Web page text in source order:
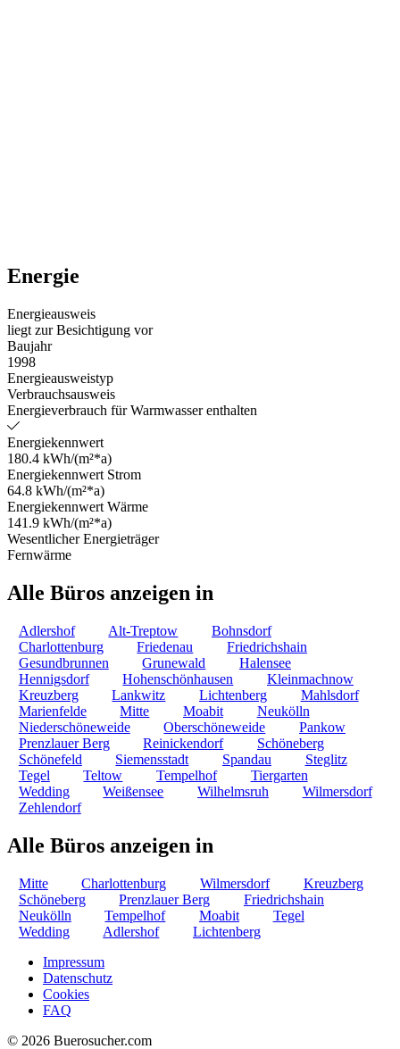
Energie
Energieausweis
liegt zur Besichtigung vor
Baujahr
1998
Energieausweistyp
Verbrauchsausweis
Energieverbrauch für Warmwasser enthalten
Energiekennwert
180.4 kWh/(m²*a)
Energiekennwert Strom
64.8 kWh/(m²*a)
Energiekennwert Wärme
141.9 kWh/(m²*a)
Wesentlicher Energieträger
Fernwärme
Alle Büros anzeigen in
Adlershof Alt-Treptow
Bohnsdorf
Charlottenburg
Friedenau
Friedrichshain
Gesundbrunnen
Grunewald
Halensee
Hennigsdorf
Hohenschönhausen
Kleinmachnow
Kreuzberg
Lankwitz Lichtenberg
Mahlsdorf
Marienfelde
Mitte Moabit
Neukölln
Niederschöneweide
Oberschöneweide
Pankow
Prenzlauer Berg
Reinickendorf
Schöneberg
Schönefeld
Siemensstadt Spandau
Steglitz
Tegel
Teltow Tempelhof
Tiergarten
Wedding
Weißensee Wilhelmsruh
Wilmersdorf
Zehlendorf
Alle Büros anzeigen in
Mitte Charlottenburg Wilmersdorf
Kreuzberg
Schöneberg
Prenzlauer Berg
Friedrichshain
Neukölln
Tempelhof Moabit
Tegel
Wedding
Adlershof
Lichtenberg
Impressum
Datenschutz
Cookies
FAQ
© 2026 Buerosucher.com